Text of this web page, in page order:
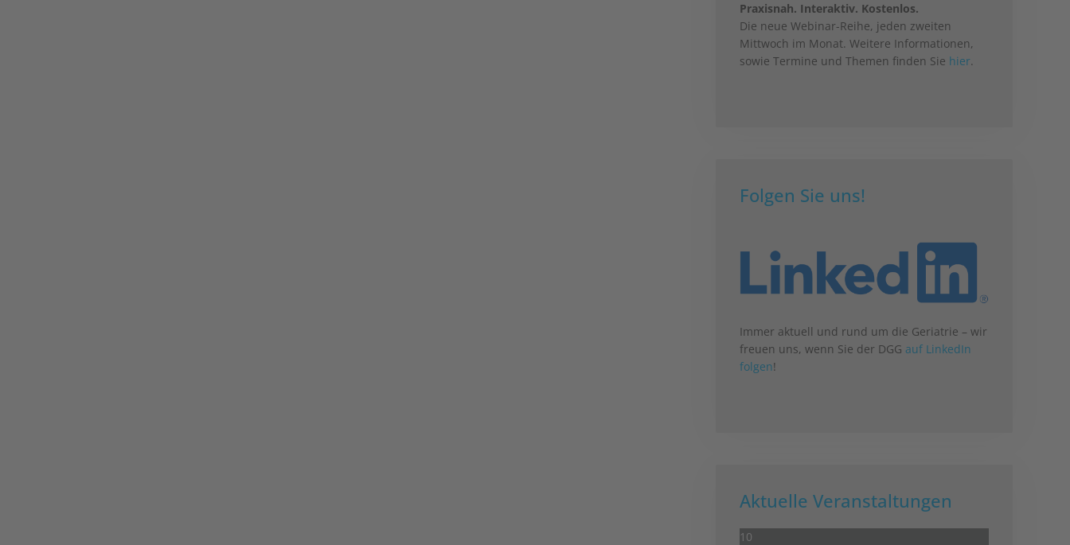
Praxisnah. Interaktiv. Kostenlos.
Die neue Webinar-Reihe, jeden zweiten
Mittwoch im Monat. Weitere Informationen,
sowie Termine und Themen finden Sie hier.
Folgen Sie uns!
Immer aktuell und rund um die Geriatrie – wir
freuen uns, wenn Sie der DGG auf LinkedIn
folgen!
Aktuelle Veranstaltungen
10